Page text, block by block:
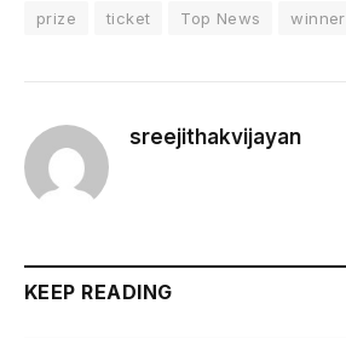
prize
ticket Top News winner
sreejithakvijayan
KEEP READING